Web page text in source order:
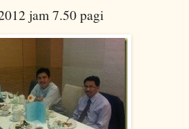
jam 7.50 pagi